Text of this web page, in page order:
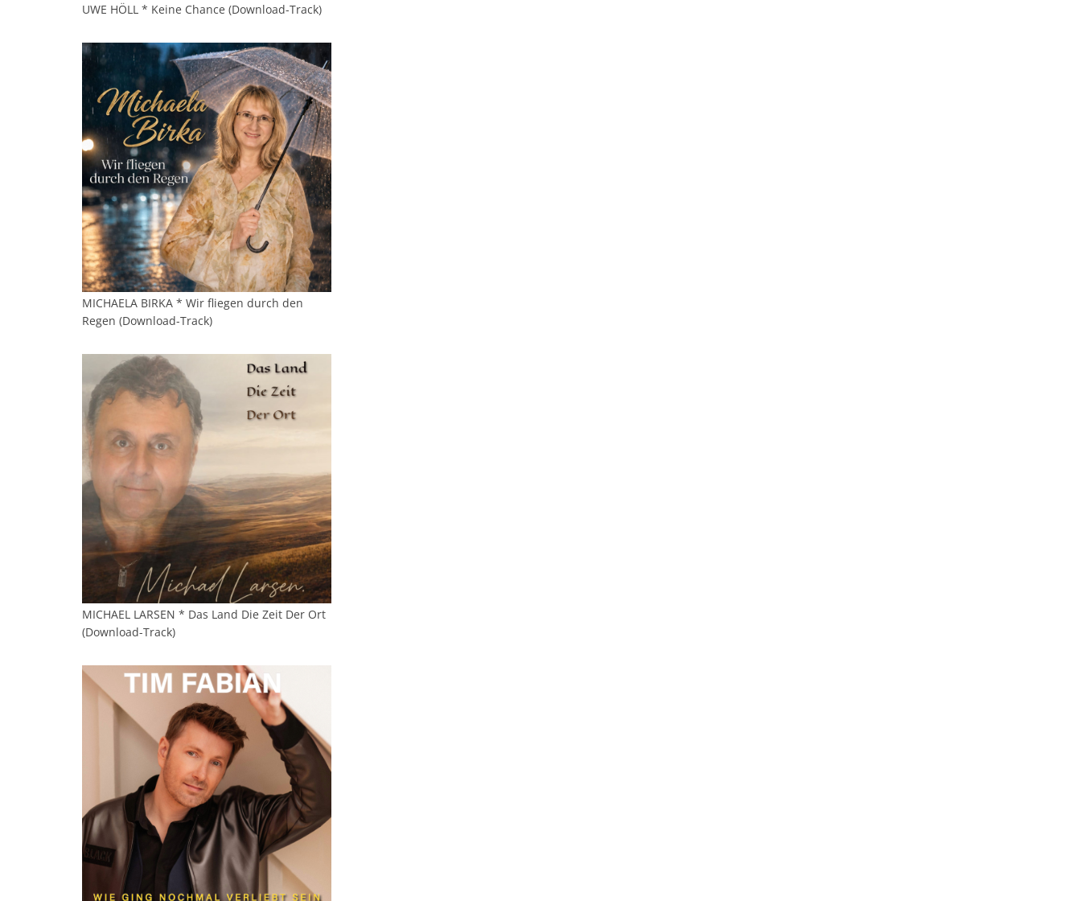
UWE HÖLL * Keine Chance (Download-Track)
MICHAELA BIRKA * Wir fliegen durch den
Regen (Download-Track)
MICHAEL LARSEN * Das Land Die Zeit Der Ort
(Download-Track)